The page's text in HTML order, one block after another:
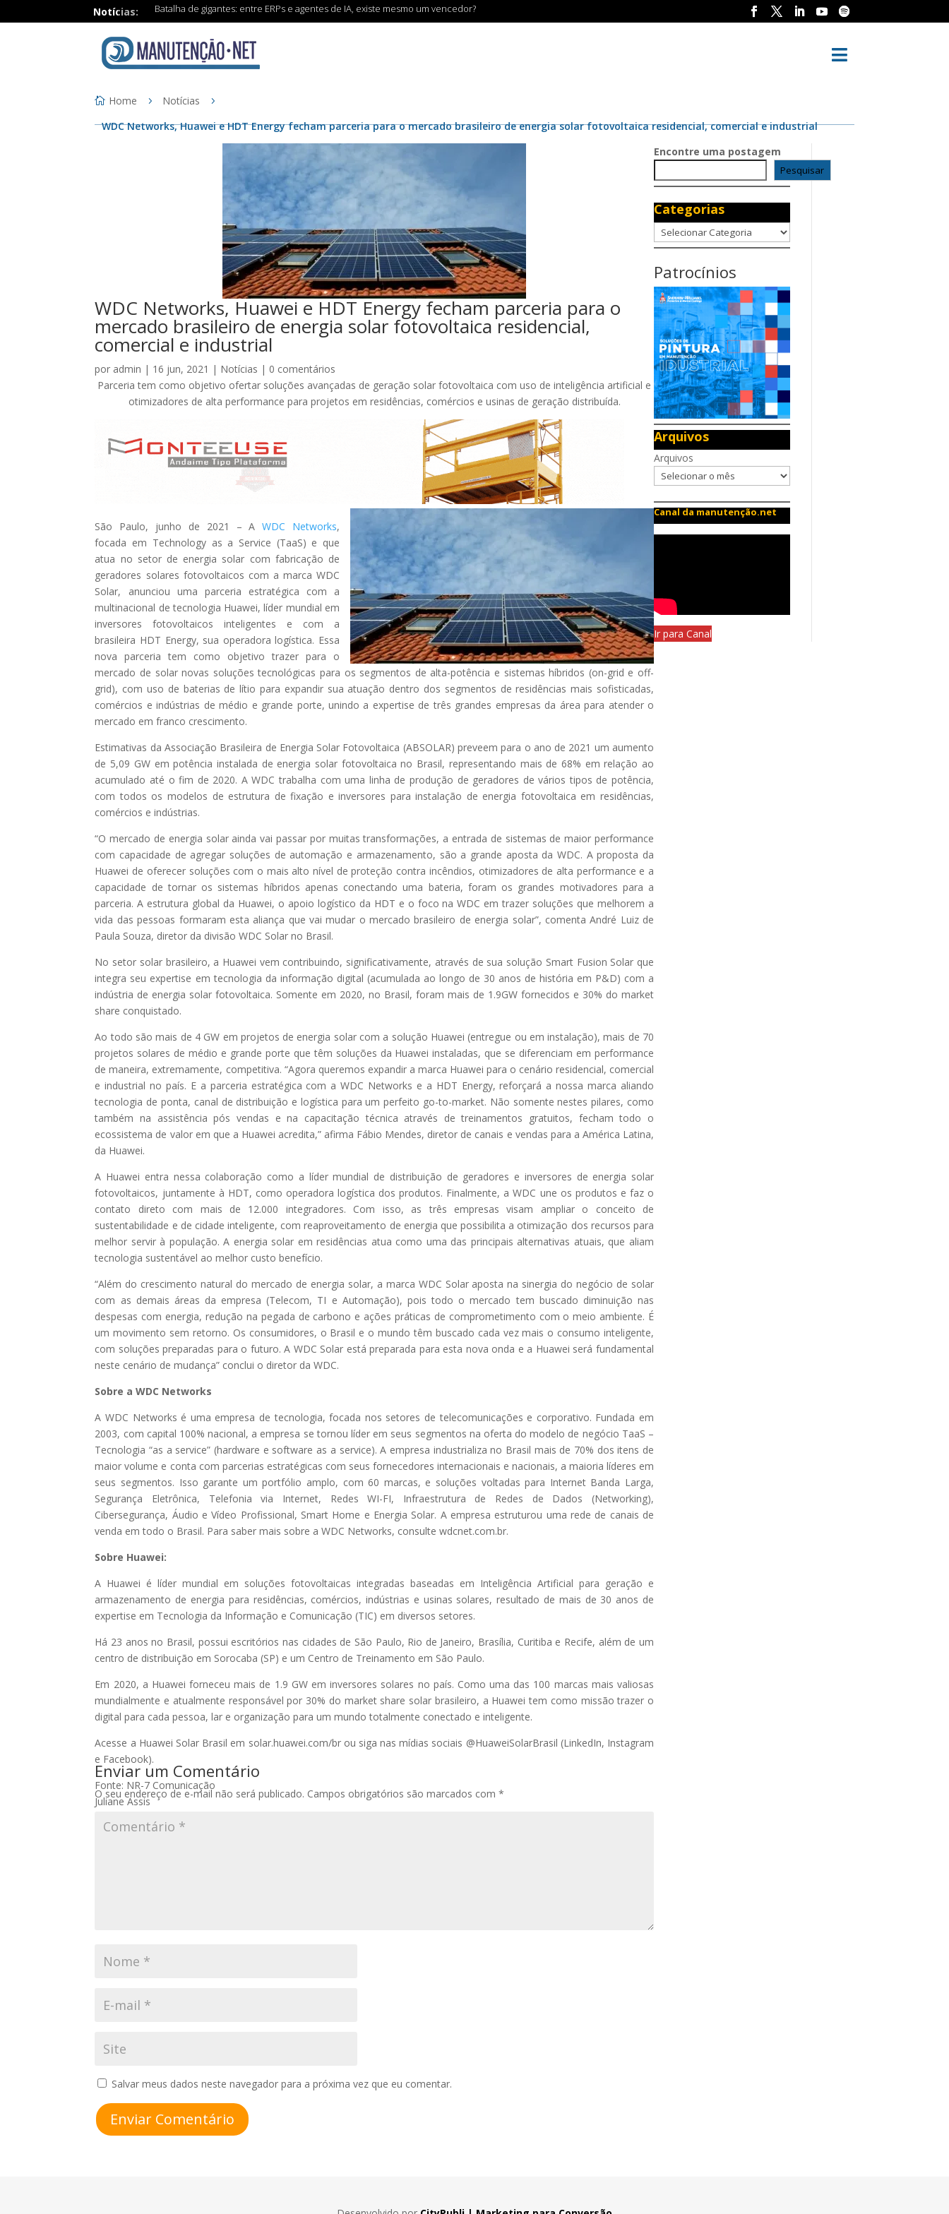
Notícias: Batalha de gigantes: entre ERPs e agentes de IA, existe mesmo um vencedor?

Home
Notícias
WDC Networks, Huawei e HDT Energy fecham parceria para o mercado brasileiro de energia solar fotovoltaica residencial, comercial e industrial
WDC Networks, Huawei e HDT Energy fecham parceria para o
mercado brasileiro de energia solar fotovoltaica residencial,
comercial e industrial
por admin | 16 jun, 2021 | Notícias | 0 comentários
Parceria tem como objetivo ofertar soluções avançadas de geração solar fotovoltaica com uso de inteligência artificial e
otimizadores de alta performance para projetos em residências, comércios e usinas de geração distribuída.
São Paulo, junho de 2021 – AWDC Networks,
focada em Technology as a Service (TaaS) e que
atua no setor de energia solar com fabricação de
geradores solares fotovoltaicos com a marca WDC
Solar, anunciou uma parceria estratégica com a
multinacional de tecnologia Huawei, líder mundial em
inversores fotovoltaicos inteligentes e com a
brasileira HDT Energy, sua operadora logística. Essa
nova parceria tem como objetivo trazer para o
mercado de solar novas soluções tecnológicas para os segmentos de alta-potência e sistemas híbridos (on-grid e off-
grid), com uso de baterias de lítio para expandir sua atuação dentro dos segmentos de residências mais sofisticadas,
comércios e indústrias de médio e grande porte, unindo a expertise de três grandes empresas da área para atender o
mercado em franco crescimento.
Estimativas da Associação Brasileira de Energia Solar Fotovoltaica (ABSOLAR) preveem para o ano de 2021 um aumento
de 5,09 GW em potência instalada de energia solar fotovoltaica no Brasil, representando mais de 68% em relação ao
acumulado até o fim de 2020. A WDC trabalha com uma linha de produção de geradores de vários tipos de potência,
com todos os modelos de estrutura de fixação e inversores para instalação de energia fotovoltaica em residências,
comércios e indústrias.
“O mercado de energia solar ainda vai passar por muitas transformações, a entrada de sistemas de maior performance
com capacidade de agregar soluções de automação e armazenamento, são a grande aposta da WDC. A proposta da
Huawei de oferecer soluções com o mais alto nível de proteção contra incêndios, otimizadores de alta performance e a
capacidade de tornar os sistemas híbridos apenas conectando uma bateria, foram os grandes motivadores para a
parceria. A estrutura global da Huawei, o apoio logístico da HDT e o foco na WDC em trazer soluções que melhorem a
vida das pessoas formaram esta aliança que vai mudar o mercado brasileiro de energia solar”, comenta André Luiz de
Paula Souza, diretor da divisão WDC Solar no Brasil.
No setor solar brasileiro, a Huawei vem contribuindo, significativamente, através de sua solução Smart Fusion Solar que
integra seu expertise em tecnologia da informação digital (acumulada ao longo de 30 anos de história em P&D) com a
indústria de energia solar fotovoltaica. Somente em 2020, no Brasil, foram mais de 1.9GW fornecidos e 30% do market
share conquistado.
Ao todo são mais de 4 GW em projetos de energia solar com a solução Huawei (entregue ou em instalação), mais de 70
projetos solares de médio e grande porte que têm soluções da Huawei instaladas, que se diferenciam em performance
de maneira, extremamente, competitiva. “Agora queremos expandir a marca Huawei para o cenário residencial, comercial
e industrial no país. E a parceria estratégica com a WDC Networks e a HDT Energy, reforçará a nossa marca aliando
tecnologia de ponta, canal de distribuição e logística para um perfeito go-to-market. Não somente nestes pilares, como
também na assistência pós vendas e na capacitação técnica através de treinamentos gratuitos, fecham todo o
ecossistema de valor em que a Huawei acredita,” afirma Fábio Mendes, diretor de canais e vendas para a América Latina,
da Huawei.
A Huawei entra nessa colaboração como a líder mundial de distribuição de geradores e inversores de energia solar
fotovoltaicos, juntamente à HDT, como operadora logística dos produtos. Finalmente, a WDC une os produtos e faz o
contato direto com mais de 12.000 integradores. Com isso, as três empresas visam ampliar o conceito de
sustentabilidade e de cidade inteligente, com reaproveitamento de energia que possibilita a otimização dos recursos para
melhor servir à população. A energia solar em residências atua como uma das principais alternativas atuais, que aliam
tecnologia sustentável ao melhor custo benefício.
“Além do crescimento natural do mercado de energia solar, a marca WDC Solar aposta na sinergia do negócio de solar
com as demais áreas da empresa (Telecom, TI e Automação), pois todo o mercado tem buscado diminuição nas
despesas com energia, redução na pegada de carbono e ações práticas de comprometimento com o meio ambiente. É
um movimento sem retorno. Os consumidores, o Brasil e o mundo têm buscado cada vez mais o consumo inteligente,
com soluções preparadas para o futuro. A WDC Solar está preparada para esta nova onda e a Huawei será fundamental
neste cenário de mudança” conclui o diretor da WDC.
Sobre a WDC Networks
A WDC Networks é uma empresa de tecnologia, focada nos setores de telecomunicações e corporativo. Fundada em
2003, com capital 100% nacional, a empresa se tornou líder em seus segmentos na oferta do modelo de negócio TaaS –
Tecnologia “as a service” (hardware e software as a service). A empresa industrializa no Brasil mais de 70% dos itens de
maior volume e conta com parcerias estratégicas com seus fornecedores internacionais e nacionais, a maioria líderes em
seus segmentos. Isso garante um portfólio amplo, com 60 marcas, e soluções voltadas para Internet Banda Larga,
Segurança Eletrônica, Telefonia via Internet, Redes WI-FI, Infraestrutura de Redes de Dados (Networking),
Cibersegurança, Áudio e Vídeo Profissional, Smart Home e Energia Solar. A empresa estruturou uma rede de canais de
venda em todo o Brasil. Para saber mais sobre a WDC Networks, consulte wdcnet.com.br.
Sobre Huawei:
A Huawei é líder mundial em soluções fotovoltaicas integradas baseadas em Inteligência Artificial para geração e
armazenamento de energia para residências, comércios, indústrias e usinas solares, resultado de mais de 30 anos de
expertise em Tecnologia da Informação e Comunicação (TIC) em diversos setores.
Há 23 anos no Brasil, possui escritórios nas cidades de São Paulo, Rio de Janeiro, Brasília, Curitiba e Recife, além de um
centro de distribuição em Sorocaba (SP) e um Centro de Treinamento em São Paulo.
Em 2020, a Huawei forneceu mais de 1.9 GW em inversores solares no país. Como uma das 100 marcas mais valiosas
mundialmente e atualmente responsável por 30% do market share solar brasileiro, a Huawei tem como missão trazer o
digital para cada pessoa, lar e organização para um mundo totalmente conectado e inteligente.
Acesse a Huawei Solar Brasil em solar.huawei.com/br ou siga nas mídias sociais @HuaweiSolarBrasil (LinkedIn, Instagram
e Facebook).
Fonte: NR-7 Comunicação
Juliane Assis
Enviar um Comentário
O seu endereço de e-mail não será publicado. Campos obrigatórios são marcados com*
Salvar meus dados neste navegador para a próxima vez que eu comentar.
Enviar Comentário
Encontre uma postagem
Pesquisar
Categorias
Categorias
Patrocínios
Arquivos
Arquivos
Canal da manutenção.net
Ir para Canal